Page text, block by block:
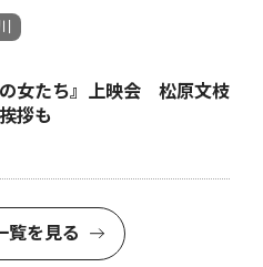
女たち』上映会 松原文枝
拶も
覧を見る